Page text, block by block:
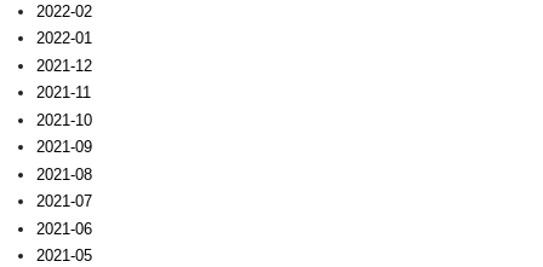
2022-02
2022-01
2021-12
2021-11
2021-10
2021-09
2021-08
2021-07
2021-06
2021-05